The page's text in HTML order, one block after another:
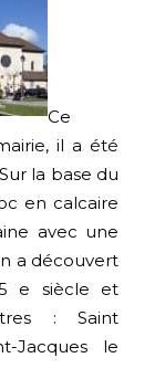
Ce
il a été
la base du
en calcaire
avec une
a découvert
e siècle et
: Saint
Jacques le